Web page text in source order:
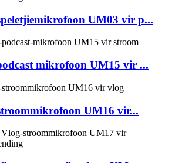
UM03 vir p...
mikrofoon UM15 vir ...
UM16 vir...